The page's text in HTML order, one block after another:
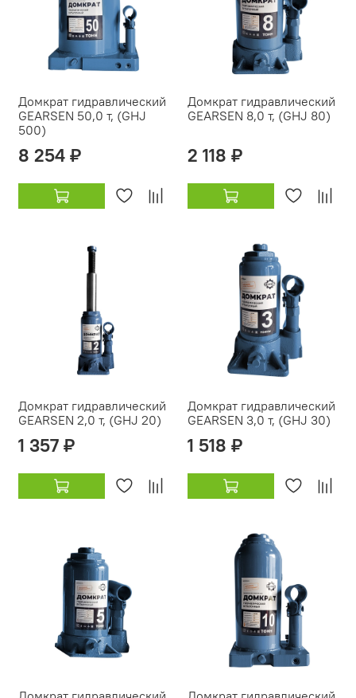
Домкрат гидравлический
GEARSEN 50,0 т, (GHJ
500)
8 254 ₽
Домкрат гидравлический
GEARSEN 8,0 т, (GHJ 80)
2 118 ₽
Домкрат гидравлический
GEARSEN 2,0 т, (GHJ 20)
1 357 ₽
Домкрат гидравлический
GEARSEN 3,0 т, (GHJ 30)
1 518 ₽